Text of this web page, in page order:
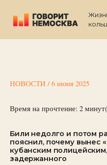
содержимому
НОВОСТИ / 6 июня 2025
Время на прочтение: 2
Били недолго и потом
пояснил, почему вынес
кубанским
задержанного